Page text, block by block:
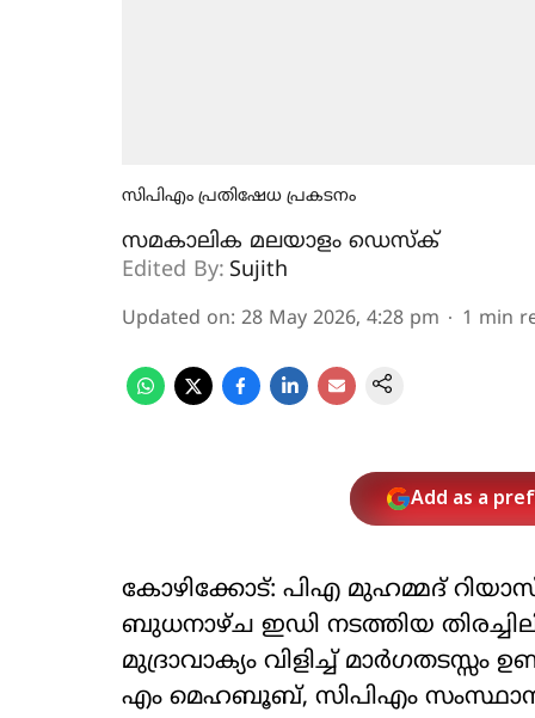
സിപിഎം പ്രതിഷേധ പ്രകടനം
സമകാലിക മലയാളം ഡെസ്ക്
Edited By: Sujith
Updated on: 28 May 2026, 4:28 pm 1 min
Add as a
കോഴിക്കോട്: പിഎ മുഹമ്മദ്
ബുധനാഴ്ച ഇഡി നടത്തിയ
മുദ്രാവാക്യം വിളിച്ച് മാര്‍ഗതടസ്സം
എം മെഹബൂബ്, സിപിഎം